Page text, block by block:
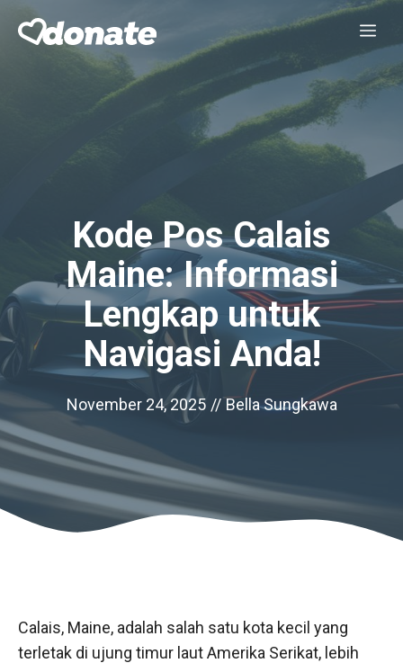
Kode Pos Calais
Maine: Informasi
Lengkap untuk
Navigasi Anda!
November 24, 2025 // Bella Sungkawa
Calais, Maine, adalah salah satu kota kecil yang
terletak di ujung timur laut Amerika Serikat, lebih